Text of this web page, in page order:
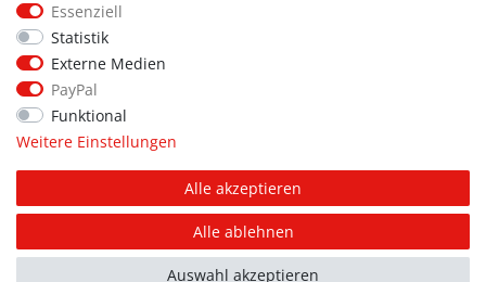
Informationen für Vereine
Informationen zur Beflockung
Newsletter-Anmeldung
© Copyright 2026 | Alle Rechte vorbehalten. Sport Hoffmann.
Unsere Shopmarken: PUMA, addidas, JAKO, erima.
FACEBOOK
Essenziell
Statistik
Externe Medien
PayPal
Funktional
Weitere Einstellungen
Alle akzeptieren
Alle ablehnen
Auswahl akzeptieren